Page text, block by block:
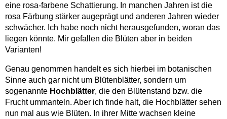
eine rosa-farbene Schattierung. In manchen Jahren ist die
rosa Färbung stärker augeprägt und anderen Jahren wieder
schwächer. Ich habe noch nicht herausgefunden, woran das
liegen könnte. Mir gefallen die Blüten aber in beiden
Varianten!
Genau genommen handelt es sich hierbei im botanischen
Sinne auch gar nicht um Blütenblätter, sondern um
sogenannte Hochblätter, die den Blütenstand bzw. die
Frucht ummanteln. Aber ich finde halt, die Hochblätter sehen
nun mal aus wie Blüten. In ihrer Mitte wachsen kleine